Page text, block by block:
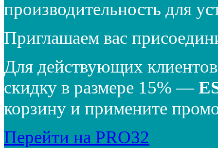
производительность для
Приглашаем вас
Для действующих
скидку в размере 15% —
корзину и примените
Перейти на PRO32